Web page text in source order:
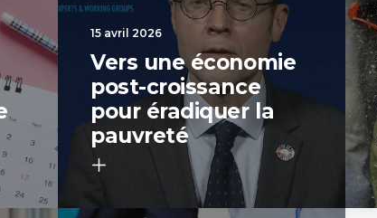
15 avril 2026
Vers une économie
post-croissance
pour éradiquer la
pauvreté